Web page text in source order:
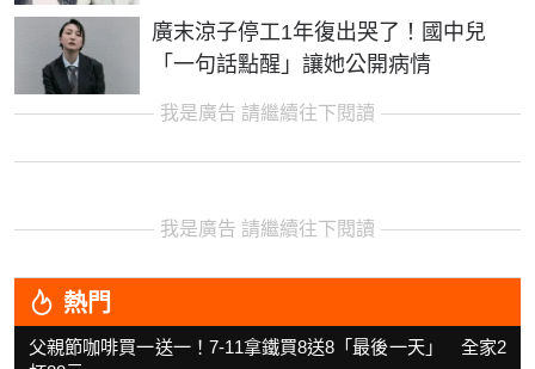
廣末涼子停工1年復出哭了！國中兒
「一句話點醒」讓她公開病情
我是廣告 請繼續往下閱讀
我是廣告 請繼續往下閱讀
熱門
父親節咖啡買一送一！7-11拿鐵買8送8「最後一天」 全家2